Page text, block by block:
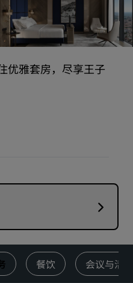
优雅套房，尽享王子
餐饮 会议与活动